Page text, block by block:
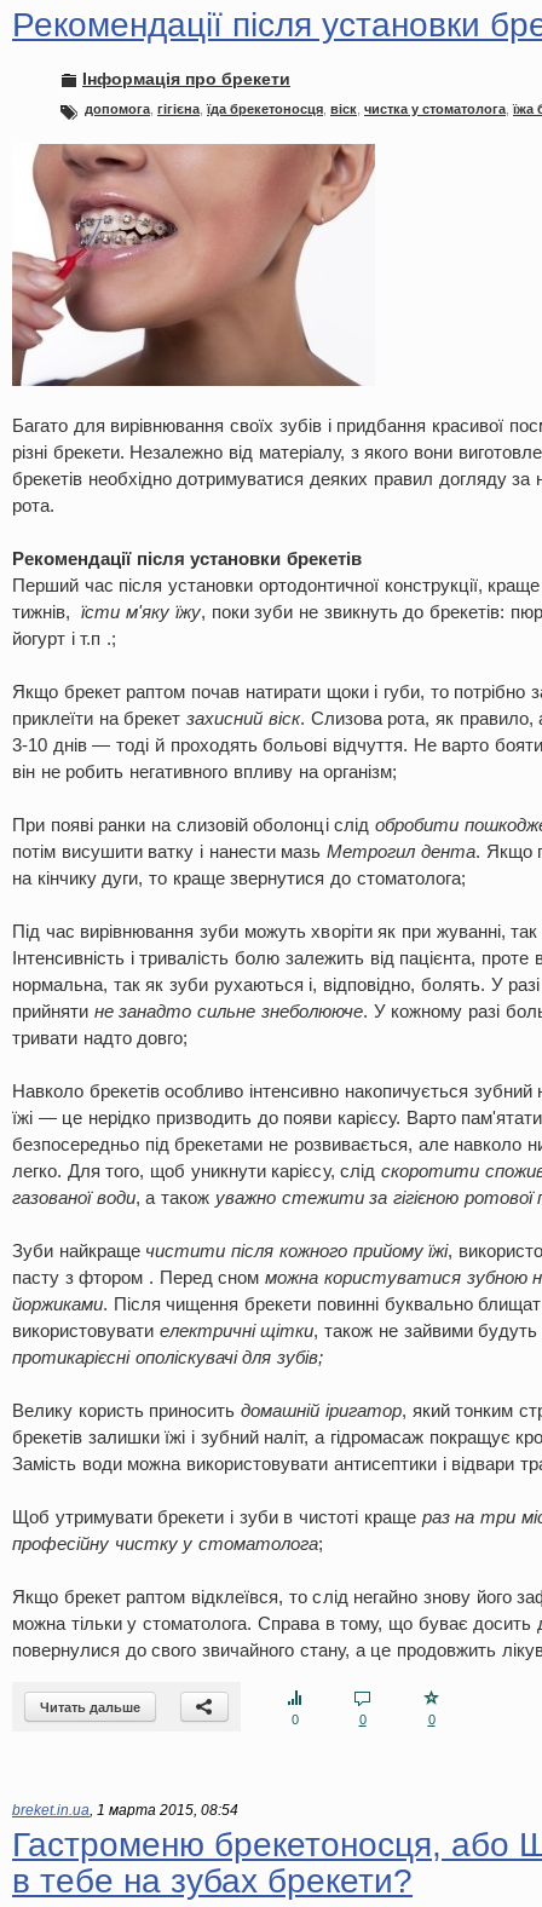
Рекомендації після установки
Інформація про брекети
допомога гігієна ,їда брекетоносця віск чистка у стоматолога ,їжа
Багато для вирівнювання своїх зубів і придбання красивої
різні брекети. Незалежно від матеріалу, з якого вони
брекетів необхідно дотримуватися деяких правил догляду
рота.
Рекомендації після установки брекетів
Перший час після установки ортодонтичної конструкції,
тижнів, їсти м'яку їжу, поки зуби не звикнуть до брекетів:
йогурт і т.п .;
Якщо брекет раптом почав натирати щоки і губи, то потрібно
приклеїти на брекетзахисний віск. Слизова рота, як правило,
3-10 днів — тоді й проходять больові відчуття. Не варто
він не робить негативного впливу на організм;
При появі ранки на слизовій оболонці слід обробити
потім висушити ватку і нанести мазьМетрогил дента. Якщо
на кінчику дуги, то краще звернутися до стоматолога;
Під час вирівнювання зуби можуть хворіти як при жуванні, так
Інтенсивність і тривалість болю залежить від пацієнта,
нормальна, так як зуби рухаються і, відповідно, болять. У
прийняти не занадто сильне знеболююче. У кожному разі
тривати надто довго;
Навколо брекетів особливо інтенсивно накопичується зубний
їжі — це нерідко призводить до появи карієсу. Варто
безпосередньо під брекетами не розвивається, але навколо
легко. Для того, щоб уникнути карієсу, слід скоротити
газованої води, а також уважно стежити за гігієною ротової
Зуби найкраще чистити після кожного прийому їжі,
пасту з фтором . Перед сномможна користуватися зубною
йоржиками. Після чищення брекети повинні буквально
використовувати електричні щітки, також не зайвими будуть
протикарієсні ополіскувачі для зубів;
Велику користь приноситьдомашній іригатор, який тонким
брекетів залишки їжі і зубний наліт, а гідромасаж покращує
Замість води можна використовувати антисептики і відвари
Щоб утримувати брекети і зуби в чистоті краще раз на три
професійну чистку у стоматолога;
Якщо брекет раптом відклеївся, то слід негайно знову його
можна тільки у стоматолога. Справа в тому, що буває
повернулися до свого звичайного стану, а це продовжить
Читать дальше
0
0 0
breket.in.ua, 1 марта 2015, 08:54
Гастроменю брекетоносця, або
в тебе на зубах брекети?